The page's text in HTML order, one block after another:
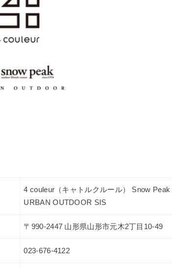
4 couleur（キャトルクルール） Snow Peak
URBAN OUTDOOR SIS
〒990-2447 山形県山形市元木2丁目10-49
023-676-4122